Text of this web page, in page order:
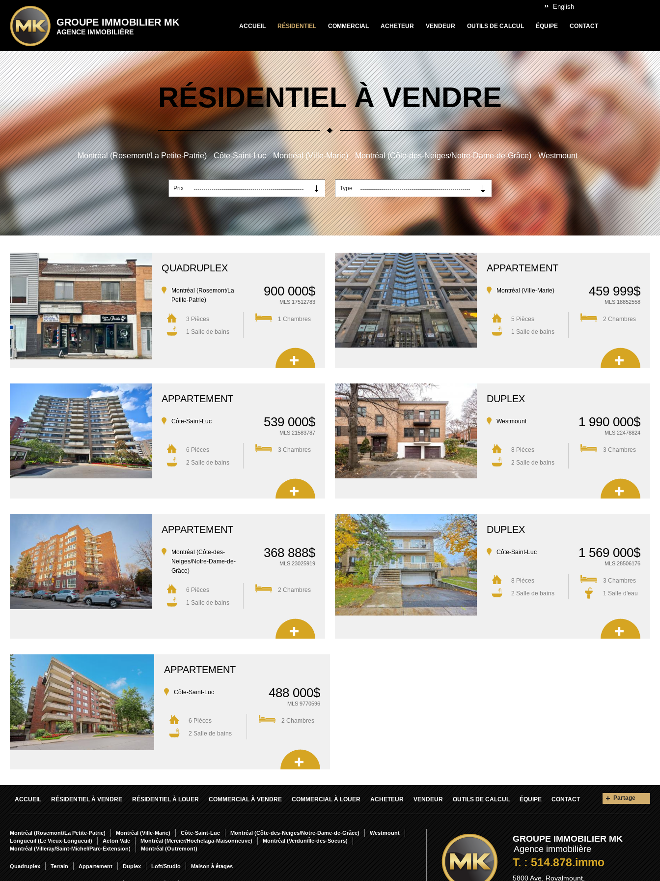
GROUPE IMMOBILIER MK
AGENCE IMMOBILIÈRE
English
ACCUEIL RÉSIDENTIEL COMMERCIAL ACHETEUR VENDEUR OUTILS DE CALCUL ÉQUIPE CONTACT
RÉSIDENTIEL À VENDRE
Montréal (Rosemont/La Petite-Patrie) Côte-Saint-Luc Montréal (Ville-Marie) Montréal (Côte-des-Neiges/Notre-Dame-de-Grâce) Westmount
Prix Type
QUADRUPLEX
Montréal (Rosemont/La
Petite-Patrie)
900 000$
MLS 17512783
3 Pièces
1 Salle de bains
1 Chambres
APPARTEMENT
Montréal (Ville-Marie) 459 999$
MLS 18852558
5 Pièces
1 Salle de bains
2 Chambres
APPARTEMENT
Côte-Saint-Luc 539 000$
MLS 21583787
6 Pièces
2 Salle de bains
3 Chambres
DUPLEX
Westmount 1 990 000$
MLS 22478824
8 Pièces
2 Salle de bains
3 Chambres
APPARTEMENT
Montréal (Côte-des-
Neiges/Notre-Dame-de-
Grâce)
368 888$
MLS 23025919
6 Pièces
1 Salle de bains
2 Chambres
DUPLEX
Côte-Saint-Luc 1 569 000$
MLS 28506176
8 Pièces
2 Salle de bains
3 Chambres
1 Salle d'eau
APPARTEMENT
Côte-Saint-Luc 488 000$
MLS 9770596
6 Pièces
2 Salle de bains
2 Chambres
ACCUEIL RÉSIDENTIEL À VENDRE RÉSIDENTIEL À LOUER COMMERCIAL À VENDRE COMMERCIAL À LOUER ACHETEUR VENDEUR OUTILS DE CALCUL ÉQUIPE CONTACT Partage
Montréal (Rosemont/La Petite-Patrie) Montréal (Ville-Marie) Côte-Saint-Luc Montréal (Côte-des-Neiges/Notre-Dame-de-Grâce)
Westmount
Longueuil (Le Vieux-Longueuil)
Acton Vale Montréal (Mercier/Hochelaga-Maisonneuve)
Montréal (Verdun/Île-des-Soeurs)
Montréal (Villeray/Saint-Michel/Parc-Extension)
Montréal (Outremont)
Quadruplex Terrain Appartement Duplex Loft/Studio Maison à étages
GROUPE IMMOBILIER MK
Agence immobilière
T. : 514.878.immo
5800 Ave. Royalmount,